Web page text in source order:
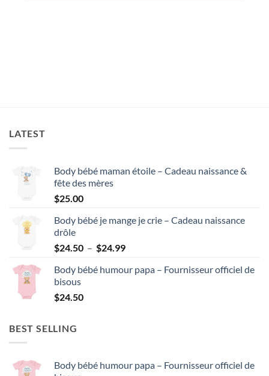
LATEST
Body bébé maman étoile – Cadeau naissance &
fête des mères
$25.00
Body bébé je mange je crie – Cadeau naissance
drôle
$24.50 – $24.99Plage
prix :
Body bébé humour papa – Fournisseur officiel de
bisous
$24.50
BEST SELLING
Body bébé humour papa – Fournisseur officiel de